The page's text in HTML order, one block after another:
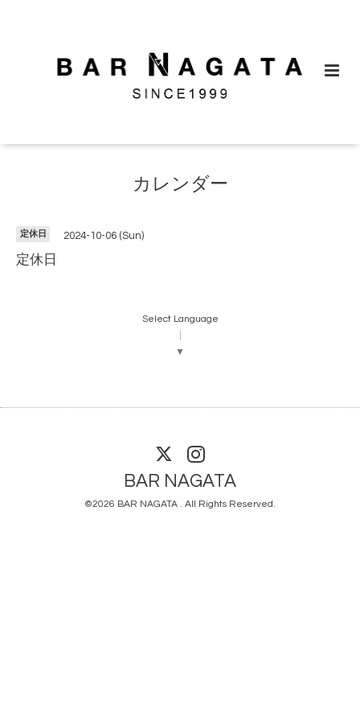
カレンダー
定休日 2024-10-06 (Sun)
定休日
Select Language
▼
BAR NAGATA
©2026 BAR NAGATA . All Rights Reserved.